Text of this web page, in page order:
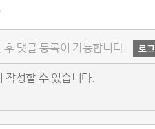
후 댓글 등록이 가능합니다.